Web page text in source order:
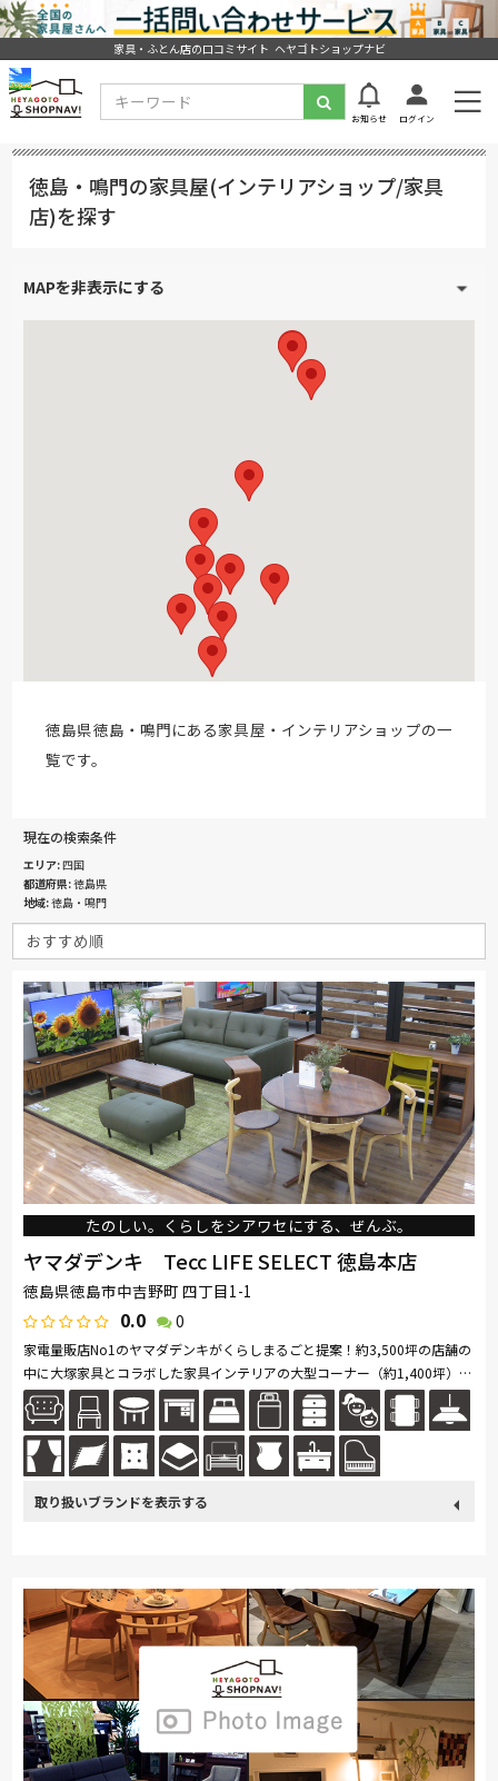
家具・ふとん店の口コミサイト ヘヤゴトショップナビ
お知らせ ログイン
徳島・鳴門の家具屋(インテリアショップ/家具
店)を探す
徳島県徳島・鳴門にある家具屋・インテリアショップの一
覧です。
現在の検索条件
エリア 四国
都道府県 徳島県
地域 徳島・鳴門
たのしい。くらしをシアワセにする、ぜんぶ。
ヤマダデンキ Tecc LIFE SELECT 徳島本店
徳島県徳島市中吉野町 四丁目1-1
0.0 0
家電量販店No1のヤマダデンキがくらしまるごと提案！約3,500坪の店舗の
中に大塚家具とコラボした家具インテリアの大型コーナー（約1,400坪）を
展開。ソファ・ベッド・ダイニングなど地域最大級の品揃え。リーズナブ...
続きを読む
SIMMONS 浜本工芸 小島工芸 綾野製作所
ドリームベッド Serta Stressless HTLワタリジャパン
コイズミ Pamouna Calligaris PARAMOUNT BED
イバタインテリア